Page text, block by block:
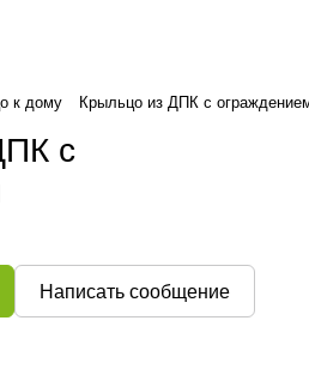
к дому Крыльцо из ДПК с
с
Написать сообщение